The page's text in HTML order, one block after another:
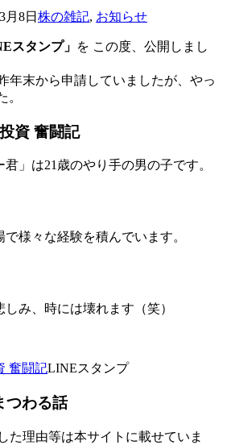
月8日 株の雑記, お知らせ
スタンプ」 を この度、公開しまし
年末から申請していましたが、やっ
。
資 奮闘記
」は21歳のやり手の男の子です。
様々な経験を積んでいます。
み、時には壊れます（笑）
奮闘記LINEスタンプ
つわる話
た理由等は本サイトに載せていま